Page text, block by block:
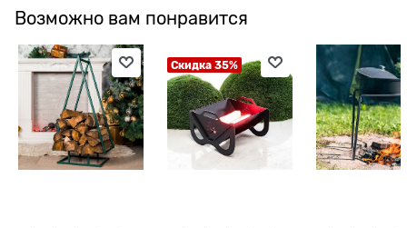
Возможно вам понравится
Скидка 35%